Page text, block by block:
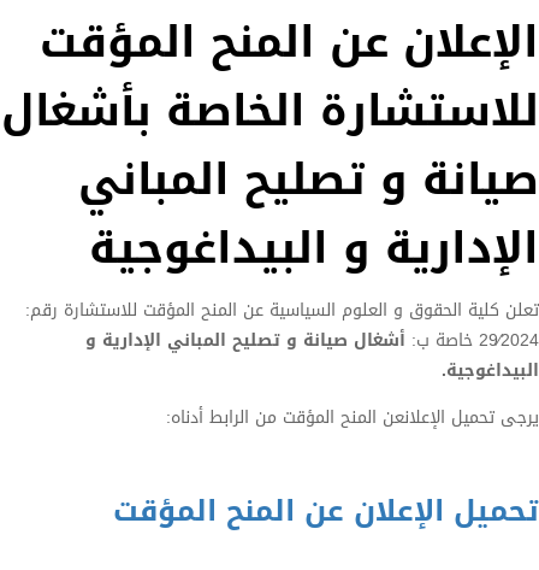
الإعلان عن المنح المؤقت
للاستشارة الخاصة بأشغال
صيانة و تصليح المباني
الإدارية و البيداغوجية
تعلن كلية الحقوق و العلوم السياسية عن المنح المؤقت للاستشارة رقم:
29⁄2024 خاصة ب:
أشغال صيانة و تصليح المباني الإدارية و
البيداغوجية.
يرجى تحميل الإعلانعن المنح المؤقت من الرابط أدناه:
تحميل الإعلان عن المنح المؤقت